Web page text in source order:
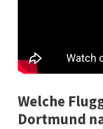
Welche
Dortmund